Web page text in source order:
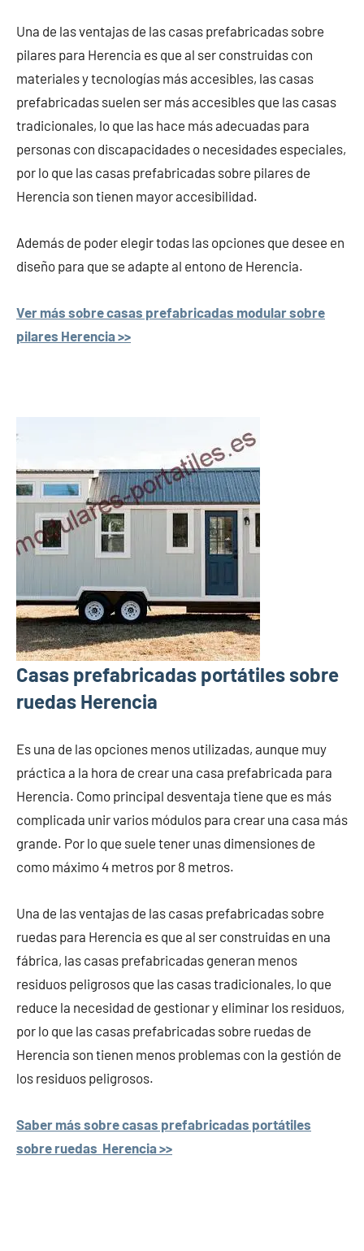
Una de las ventajas de las casas prefabricadas sobre
pilares para Herencia es que al ser construidas con
materiales y tecnologías más accesibles, las casas
prefabricadas suelen ser más accesibles que las casas
tradicionales, lo que las hace más adecuadas para
personas con discapacidades o necesidades especiales,
por lo que las casas prefabricadas sobre pilares de
Herencia son tienen mayor accesibilidad.
Además de poder elegir todas las opciones que desee en
diseño para que se adapte al entono de Herencia.
Ver más sobre casas prefabricadas modular sobre
pilares Herencia >>
Casas prefabricadas portátiles sobre
ruedas Herencia
Es una de las opciones menos utilizadas, aunque muy
práctica a la hora de crear una casa prefabricada para
Herencia. Como principal desventaja tiene que es más
complicada unir varios módulos para crear una casa más
grande. Por lo que suele tener unas dimensiones de
como máximo 4 metros por 8 metros.
Una de las ventajas de las casas prefabricadas sobre
ruedas para Herencia es que al ser construidas en una
fábrica, las casas prefabricadas generan menos
residuos peligrosos que las casas tradicionales, lo que
reduce la necesidad de gestionar y eliminar los residuos,
por lo que las casas prefabricadas sobre ruedas de
Herencia son tienen menos problemas con la gestión de
los residuos peligrosos.
Saber más sobre casas prefabricadas portátiles
sobre ruedas Herencia >>